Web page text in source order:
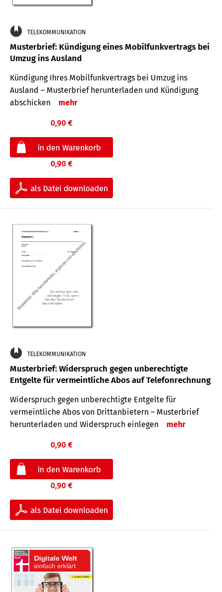
TELEKOMMUNIKATION
Musterbrief: Kündigung eines Mobilfunkvertrags bei
Umzug ins Ausland
Kündigung Ihres Mobilfunkvertrags bei Umzug ins
Ausland – Musterbrief herunterladen und Kündigung
abschicken
mehr
0,90 €
0,90 €
TELEKOMMUNIKATION
Musterbrief: Widerspruch gegen unberechtigte
Entgelte für vermeintliche Abos auf Telefonrechnung
Widerspruch gegen unberechtigte Entgelte für
vermeintliche Abos von Drittanbietern – Musterbrief
herunterladen und Widerspruch einlegen
mehr
0,90 €
0,90 €